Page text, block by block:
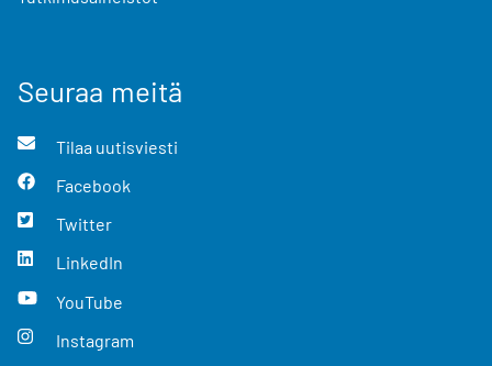
Seuraa meitä
Tilaa uutisviesti
Facebook
Twitter
LinkedIn
YouTube
Instagram